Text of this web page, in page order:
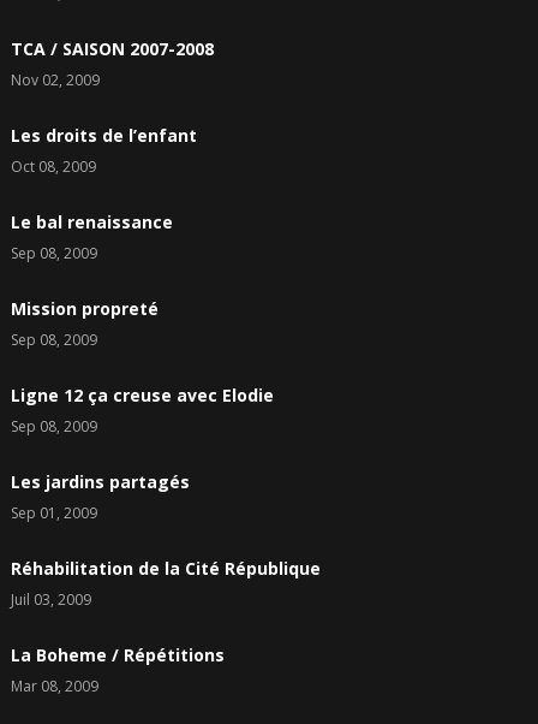
TCA / SAISON 2007-2008
Nov 02, 2009
Les droits de l’enfant
Oct 08, 2009
Le bal renaissance
Sep 08, 2009
Mission propreté
Sep 08, 2009
Ligne 12 ça creuse avec Elodie
Sep 08, 2009
Les jardins partagés
Sep 01, 2009
Réhabilitation de la Cité République
Juil 03, 2009
La Boheme / Répétitions
Mar 08, 2009